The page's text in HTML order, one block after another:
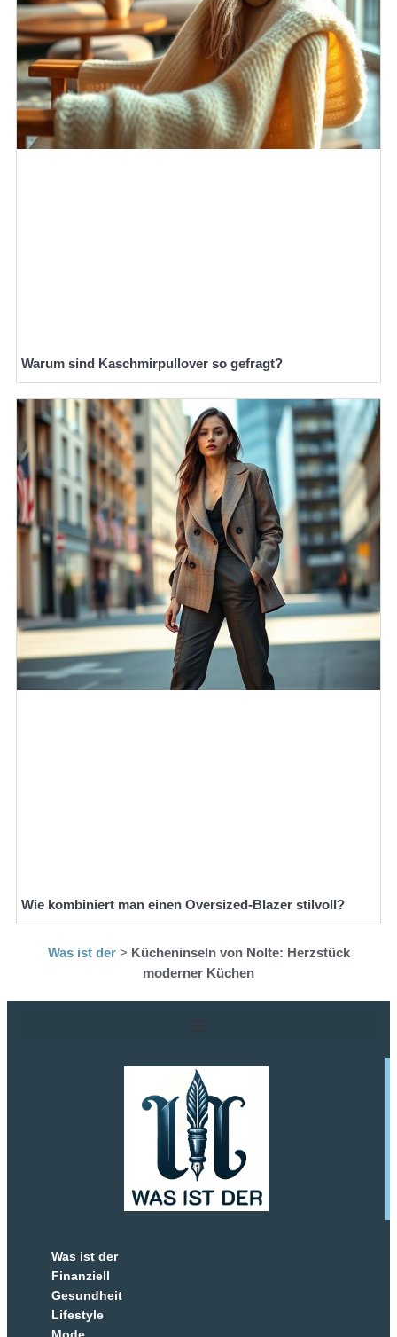
Warum sind Kaschmirpullover so gefragt?
Wie kombiniert man einen Oversized-Blazer stilvoll?
Was ist der> Kücheninseln von Nolte: Herzstück
moderner Küchen
Was ist der
Finanziell
Gesundheit
Lifestyle
Mode